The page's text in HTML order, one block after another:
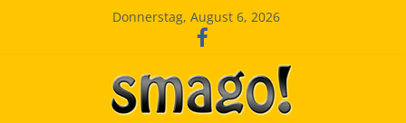
Donnerstag, August 6, 2026